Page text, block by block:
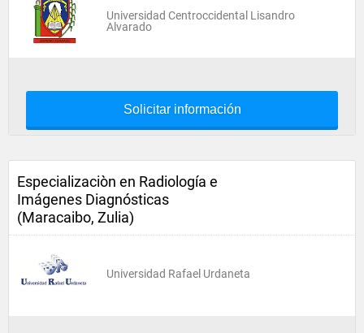
Universidad Centroccidental Lisandro
Alvarado
Solicitar información
Especializaciòn en Radiología e
Imágenes Diagnósticas
(Maracaibo, Zulia)
Universidad Rafael Urdaneta